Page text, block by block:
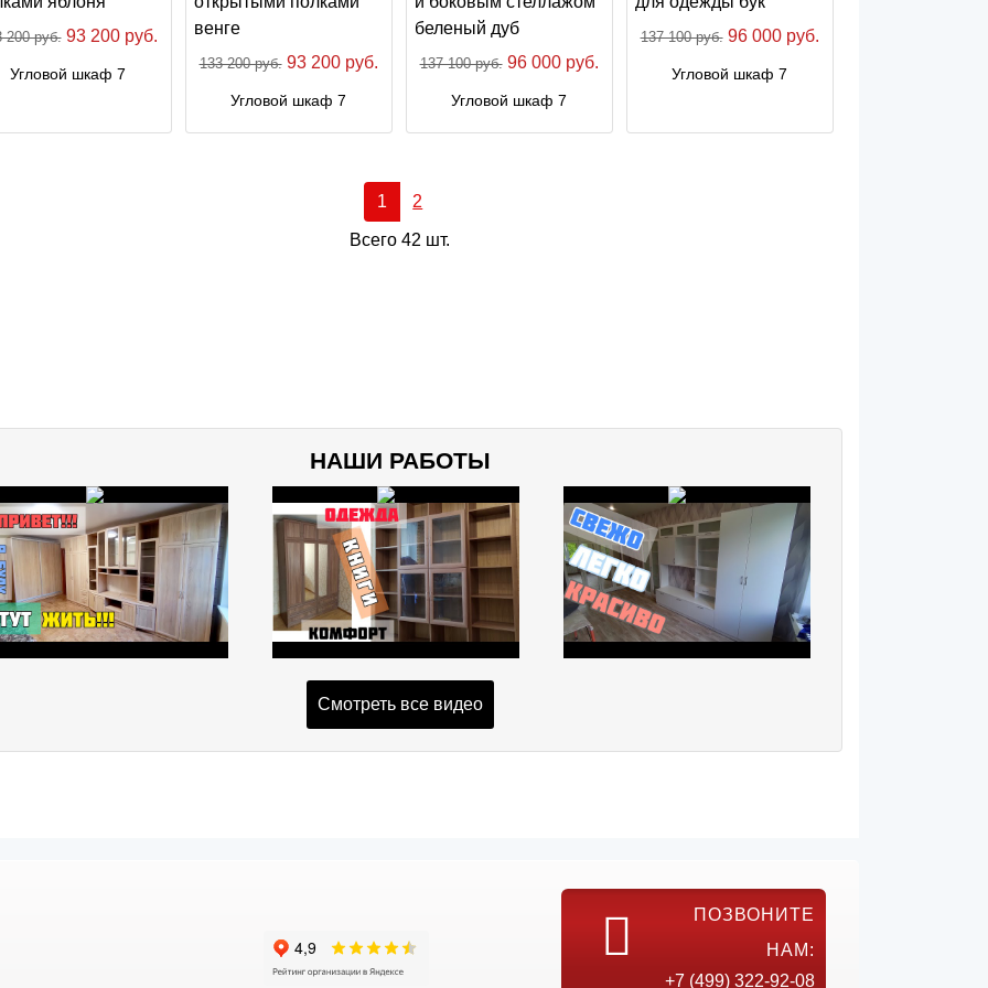
200 руб.93 200 руб.
Угловой шкаф 7
133 200 руб.93 200 руб.
Угловой шкаф 7
137 100 руб.96 000 руб.
Угловой шкаф 7
137 100 руб.96 000 руб.
Угловой шкаф 7
1 2
Всего 42 шт.
НАШИ РАБОТЫ
Смотреть все видео
ПОЗВОНИТЕ
НАМ:
+7 (499) 322-92-08